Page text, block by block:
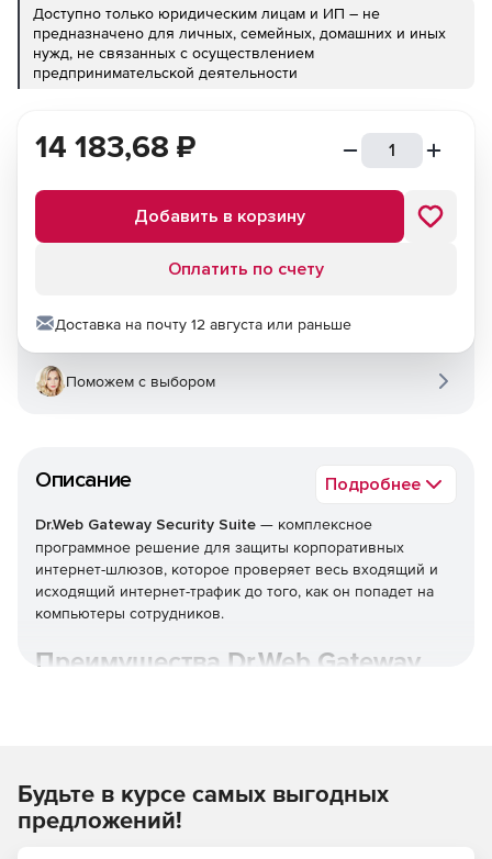
Доступно только юридическим лицам и ИП – не
предназначено для личных, семейных, домашних и иных
нужд, не связанных с осуществлением
предпринимательской деятельности
Описание Подробнее
Dr.Web Gateway Security Suite — комплексное
программное решение для защиты корпоративных
интернет-шлюзов, которое проверяет весь входящий и
исходящий интернет-трафик до того, как он попадет на
компьютеры сотрудников.
Преимущества Dr.Web Gateway
Доставка только безопасного контента внутрь
защищаемой сети.
14 183,68 ₽
Добавить в корзину
Оплатить по счету
Доставка на почту 12 августа или раньше
Поможем с выбором
Будьте в курсе самых выгодных
предложений!